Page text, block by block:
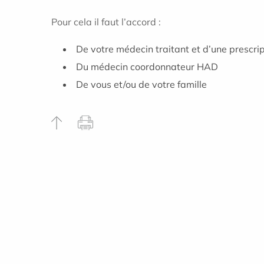
Pour cela il faut l’accord :
De votre médecin traitant et d’une
Du médecin coordonnateur HAD
De vous et/ou de votre famille